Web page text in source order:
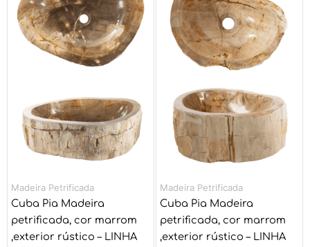
Madeira Petrificada
Cuba Pia Madeira
petrificada, cor marrom
,exterior rústico – LINHA
era:
R$ 5.436,00.
é:
R$ 4.530,00.
Madeira Petrificada
Cuba Pia Madeira
petrificada, cor marrom
,exterior rústico – LINHA
era:
R$ 4.152,00.
é:
R$